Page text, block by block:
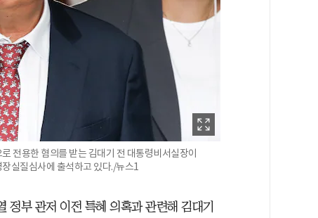
전용한 혐의를 받는 김대기 전 대통령비서실장이
실질심사에 출석하고 있다./뉴스1
정부 관저 이전 특혜 의혹과 관련해 김대기